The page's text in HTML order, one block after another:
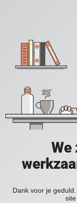
We
Dank voor je